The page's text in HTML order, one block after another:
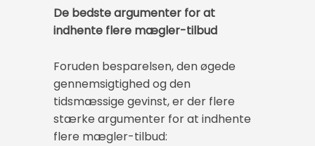
De bedste argumenter for at
indhente flere mægler-tilbud
Foruden besparelsen, den øgede
gennemsigtighed og den
tidsmæssige gevinst, er der flere
stærke argumenter for at indhente
flere mægler-tilbud: